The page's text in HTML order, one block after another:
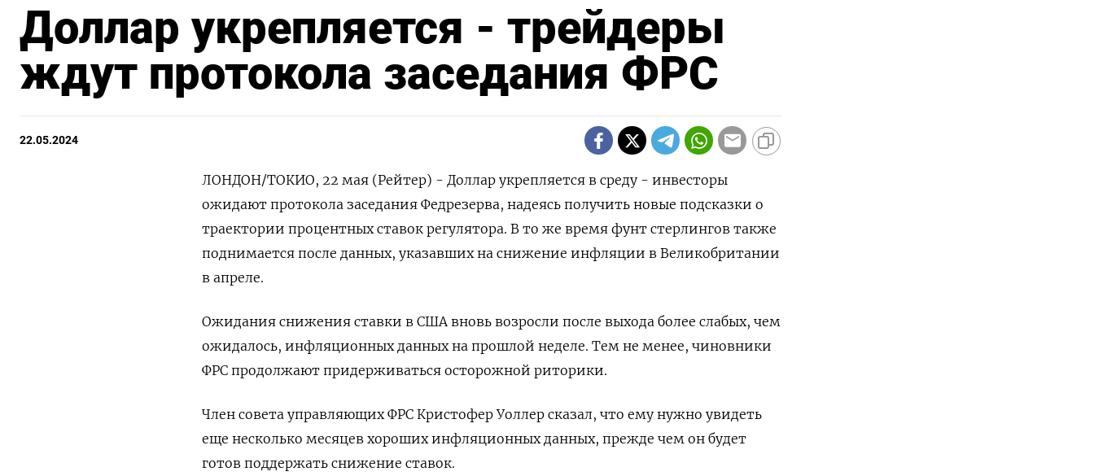
Доллар укрепляется - трейдеры
ждут протокола заседания ФРС
22.05.2024
ЛОНДОН/ТОКИО, 22 мая (Рейтер) - Доллар укрепляется в среду - инвесторы
ожидают протокола заседания Федрезерва, надеясь получить новые подсказки о
траектории процентных ставок регулятора. В то же время фунт стерлингов также
поднимается после данных, указавших на снижение инфляции в Великобритании
в апреле.
Ожидания снижения ставки в США вновь возросли после выхода более слабых, чем
ожидалось, инфляционных данных на прошлой неделе. Тем не менее, чиновники
ФРС продолжают придерживаться осторожной риторики.
Член совета управляющих ФРС Кристофер Уоллер сказал, что ему нужно увидеть
еще несколько месяцев хороших инфляционных данных, прежде чем он будет
готов поддержать снижение ставок.